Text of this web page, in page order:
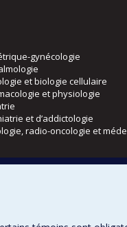
gynécologie
et biologie cellulaire
et physiologie
et d’addictologie
radio-oncologie et